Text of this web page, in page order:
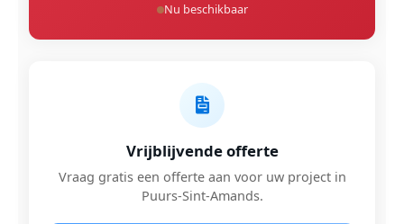
Nu beschikbaar
Vrijblijvende offerte
Vraag gratis een offerte aan voor uw project in
Puurs-Sint-Amands.